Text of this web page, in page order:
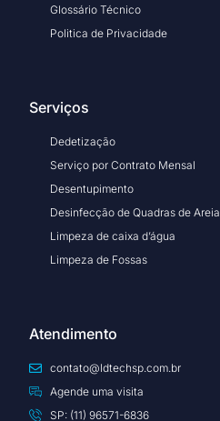
Glossário Técnico
Politica de Privacidade
Serviços
Dedetização
Serviço por Contrato Mensal
Desentupimento
Desinfecção de Quadras de Areia
Limpeza de caixa d’água
Limpeza de Fossas
Atendimento
contato@ldtechsp.com.br
Agende uma visita
SP: (11) 96571-6836